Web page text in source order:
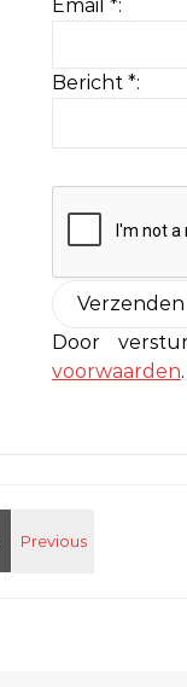
Email *:
Bericht *:
Door
voorwaarden.